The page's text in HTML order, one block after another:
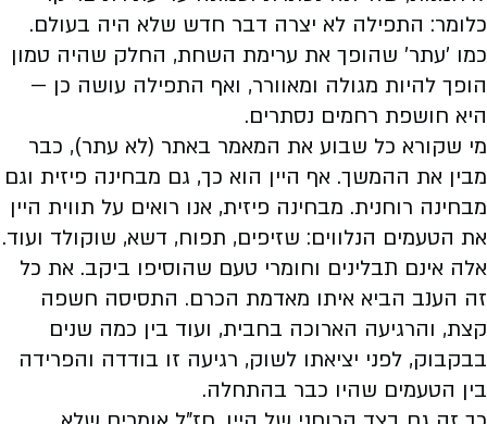
כלומר: התפילה לא יצרה דבר חדש שלא היה בעולם.
כמו 'עתר' שהופך את ערימת השחת, החלק שהיה טמון
הופך להיות מגולה ומאוורר, ואף התפילה עושה כן —
היא חושפת רחמים נסתרים.
מי שקורא כל שבוע את המאמר באתר (לא עתר), כבר
מבין את ההמשך. אף היין הוא כך, גם מבחינה פיזית וגם
מבחינה רוחנית. מבחינה פיזית, אנו רואים על תווית היין
את הטעמים הנלווים: שזיפים, תפוח, דשא, שוקולד ועוד.
אלה אינם תבלינים וחומרי טעם שהוסיפו ביקב. את כל
זה הענב הביא איתו מאדמת הכרם. התסיסה חשפה
קצת, והרגיעה הארוכה בחבית, ועוד בין כמה שנים
בבקבוק, לפני יציאתו לשוק, רגיעה זו בודדה והפרידה
בין הטעמים שהיו כבר בהתחלה.